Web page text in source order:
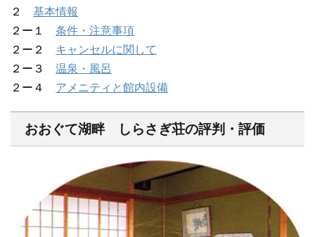
２ 基本情報
２ー１ 条件・注意事項
２ー２ キャンセルに関して
２ー３ 温泉・風呂
２ー４ アメニティと館内設備
おおぐて湖畔 しらさぎ荘の評判・評価